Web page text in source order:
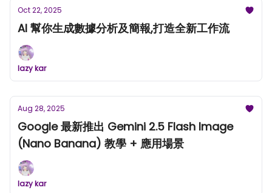
Oct 22, 2025
AI 幫你生成數據分析及簡報,打造全新工作流
lazy kar
Aug 28, 2025
Google 最新推出 Gemini 2.5 Flash Image
(Nano Banana) 教學 + 應用場景
lazy kar